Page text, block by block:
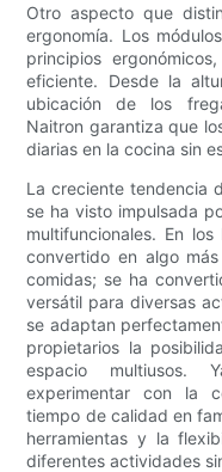
Otro aspecto que
ergonomía. Los
principios
eficiente. Desde la
ubicación de los
Naitron garantiza que
diarias en la cocina sin
La creciente tendencia
se ha visto impulsada
multifuncionales. En
convertido en algo
comidas; se ha
versátil para diversas
se adaptan
propietarios la
espacio multiusos.
experimentar con la
tiempo de calidad en
herramientas y la
diferentes actividades